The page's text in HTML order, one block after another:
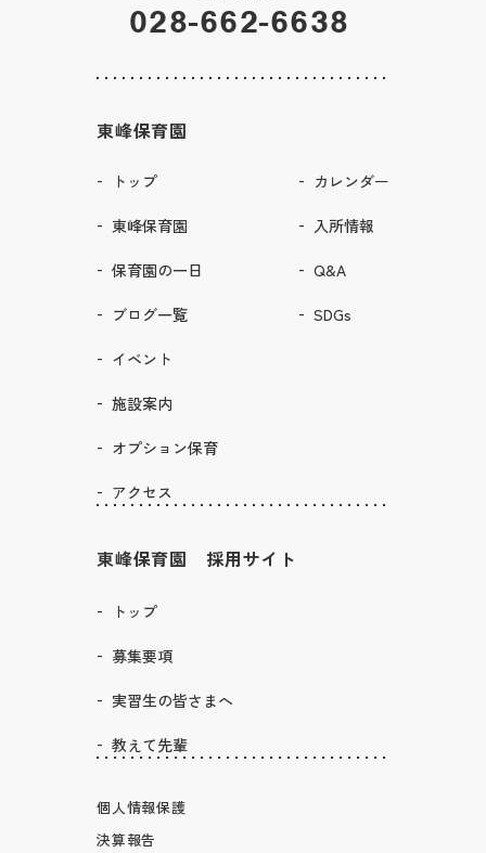
028-662-6638
東峰保育園
トップ
東峰保育園
保育園の一日
ブログ一覧
イベント
施設案内
オプション保育
アクセス
カレンダー
入所情報
Q&A
SDGs
東峰保育園 採用サイト
トップ
募集要項
実習生の皆さまへ
教えて先輩
個人情報保護
決算報告